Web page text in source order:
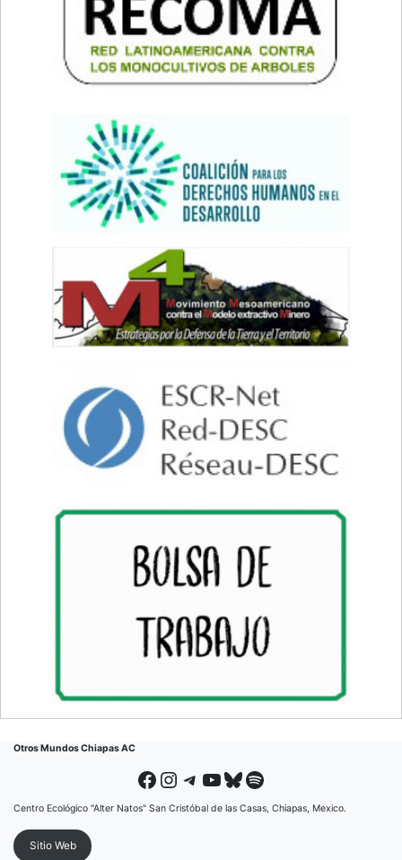
Otros Mundos Chiapas AC
Facebook Instagram Telegram YouTube Bluesky Spotify
Centro Ecológico "Alter Natos" San Cristóbal de las Casas, Chiapas, Mexico.
Sitio Web